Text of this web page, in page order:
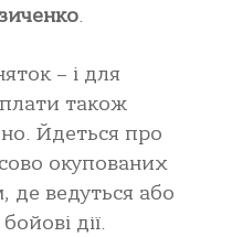
.
– і для
також
Йдеться про
окупованих
де ведуться або
дії.